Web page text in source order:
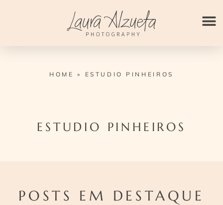
HOME » ESTUDIO PINHEIROS
ESTUDIO PINHEIROS
POSTS EM DESTAQUE